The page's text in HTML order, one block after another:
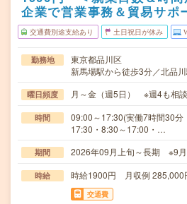
企業で営業事務＆貿易サポ
交通費別途支給あり 土日祝日が休み
勤務地
東京都品川区
新馬場駅から徒歩3分／北品
曜日頻度 月～金（週5日） ※週4も相
時間
09:00～17:30(実働7時間30
17:30・8:30～17:00・…
期間 2026年09月上旬～長期 ※9月
時給 時給1900円 月収例 285,000
交通費